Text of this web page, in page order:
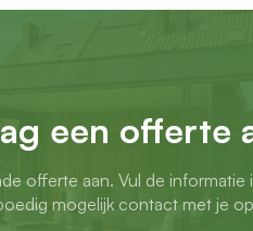
een offerte
offerte aan. Vul de
mogelijk contact met je